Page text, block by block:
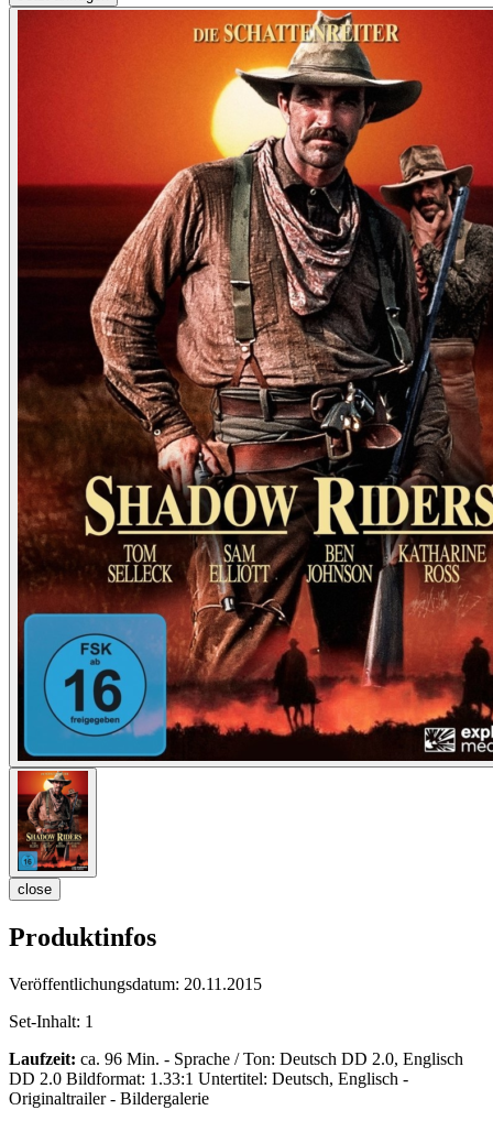
close
Produktinfos
Veröffentlichungsdatum: 20.11.2015
Set-Inhalt: 1
Laufzeit: ca. 96 Min. - Sprache / Ton: Deutsch DD 2.0, Englisch
DD 2.0 Bildformat: 1.33:1 Untertitel: Deutsch, Englisch -
Originaltrailer - Bildergalerie